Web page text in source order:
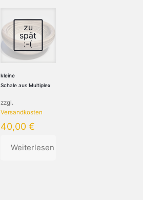
zu
spät
:-(
kleine
Schale aus Multiplex
zzgl.
Versandkosten
40,00€
Weiterlesen